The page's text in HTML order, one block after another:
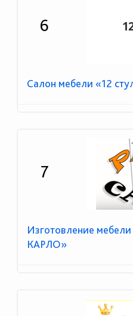
6
Салон мебели «12
7
Изготовление
КАРЛО»